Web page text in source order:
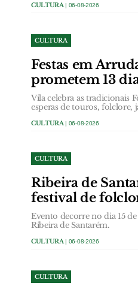
CULTURA | 06-08-2026
CULTURA
Festas em
prometem 13
Vila celebra as tradicionais
esperas de touros,
CULTURA | 06-08-2026
CULTURA
Ribeira de
festival de
Evento decorre no dia 15
Ribeira de Santarém.
CULTURA | 06-08-2026
CULTURA